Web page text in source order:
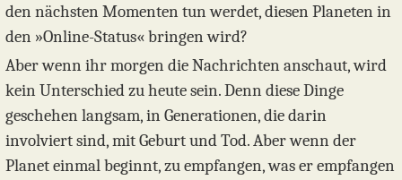
den nächsten Momenten tun werdet, diesen Planeten in
den »Online-Status« bringen wird?
Aber wenn ihr morgen die Nachrichten anschaut, wird
kein Unterschied zu heute sein. Denn diese Dinge
geschehen langsam, in Generationen, die darin
involviert sind, mit Geburt und Tod. Aber wenn der
Planet einmal beginnt, zu empfangen, was er empfangen